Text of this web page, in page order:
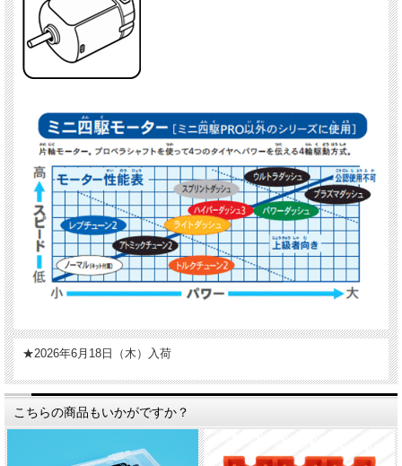
★2026年6月18日（木）入荷
こちらの商品もいかがですか？